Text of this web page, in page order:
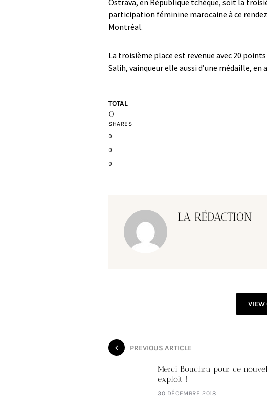
Ostrava, en République tchèque, soit la
participation féminine marocaine à ce
Montréal.
La troisième place est revenue avec 20
Salih, vainqueur elle aussi d’une médaille,
TOTAL
0
SHARES
0
0
0
LA RÉDACTION
VIEW
PREVIOUS ARTICLE
Merci Bouchra pour ce nouvel
exploit !
30 DÉCEMBRE 2018